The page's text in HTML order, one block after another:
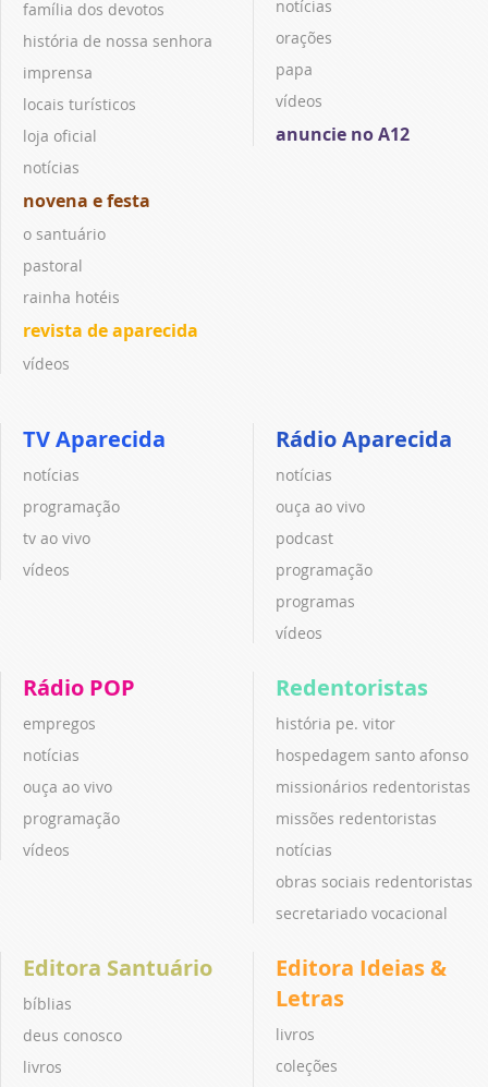
família dos devotos
história de nossa senhora
imprensa
locais turísticos
loja oficial
notícias
novena e festa
o santuário
pastoral
rainha hotéis
revista de aparecida
vídeos
notícias
orações
papa
vídeos
anuncie no A12
TV Aparecida
notícias
programação
tv ao vivo
vídeos
Rádio Aparecida
notícias
ouça ao vivo
podcast
programação
programas
vídeos
Rádio POP
empregos
notícias
ouça ao vivo
programação
vídeos
Redentoristas
história pe. vitor
hospedagem santo afonso
missionários redentoristas
missões redentoristas
notícias
obras sociais redentoristas
secretariado vocacional
Editora Santuário
bíblias
deus conosco
livros
Editora Ideias &
Letras
livros
coleções